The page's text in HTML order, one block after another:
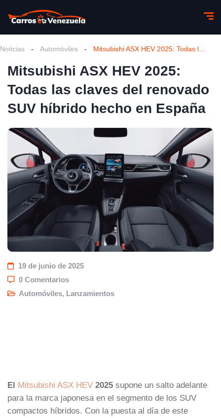
Noticias - Automóviles -
Mitsubishi ASX HEV 2025:
Todas las claves del renovado
SUV híbrido hecho en España
19 de junio de 2025
0 Comentarios
Automóviles, Lanzamientos
El Mitsubishi ASX HEV 2025 supone un salto adelante
para la marca japonesa en el segmento de los SUV
compactos híbridos. Con la puesta al día de este